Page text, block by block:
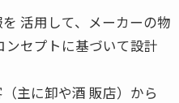
活用して、メーカーの物
セプトに基づいて設計
主に卸や酒 販店）から